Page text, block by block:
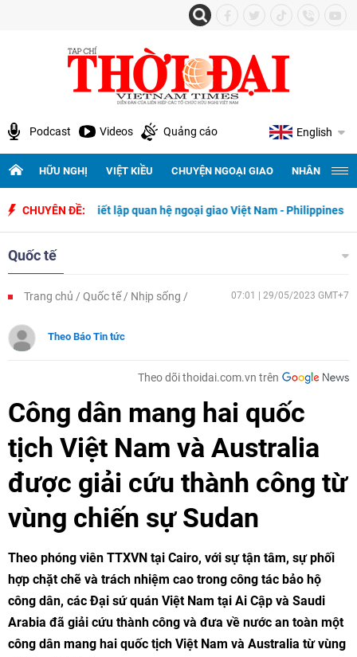
Podcast Videos Quảng cáo English
HỮU NGHỊ VIỆT KIỀU CHUYỆN NGOẠI GIAO NHÂN
CHUYÊN ĐỀ:
ngày thiết lập quan hệ ngoại giao Việt Nam - Philippines 500
Quốc tế
Trang chủ Quốc tế Nhịp sống 07:01 | 29/05/2023 GMT+7
Theo Báo Tin tức
Theo dõi thoidai.com.vn trên
Công dân mang hai quốc
tịch Việt Nam và Australia
được giải cứu thành công từ
vùng chiến sự Sudan
Theo phóng viên TTXVN tại Cairo, với sự tận tâm, sự phối
hợp chặt chẽ và trách nhiệm cao trong công tác bảo hộ
công dân, các Đại sứ quán Việt Nam tại Ai Cập và Saudi
Arabia đã giải cứu thành công và đưa về nước an toàn một
công dân mang hai quốc tịch Việt Nam và Australia từ vùng